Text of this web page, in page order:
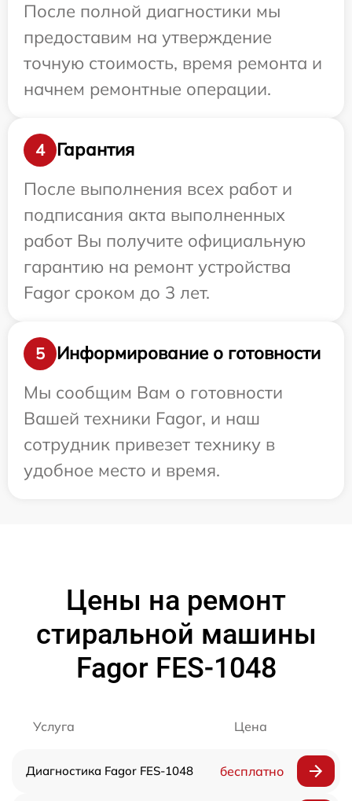
После полной диагностики мы
предоставим на утверждение
точную стоимость, время ремонта и
начнем ремонтные операции.
4
Гарантия
После выполнения всех работ и
подписания акта выполненных
работ Вы получите официальную
гарантию на ремонт устройства
Fagor сроком до 3 лет.
5
Информирование о готовности
Мы сообщим Вам о готовности
Вашей техники Fagor, и наш
сотрудник привезет технику в
удобное место и время.
Цены на ремонт
стиральной машины
Fagor FES-1048
Услуга Цена
Диагностика Fagor FES-1048 бесплатно